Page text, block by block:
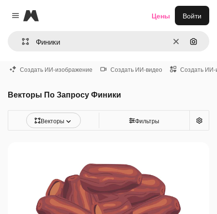
Close menu
Magnific
ОчиститьПоиск
Цены Войти
Создать ИИ-изображение Создать ИИ-видео Создать ИИ-
Векторы По Запросу Финики
Векторы Фильтры